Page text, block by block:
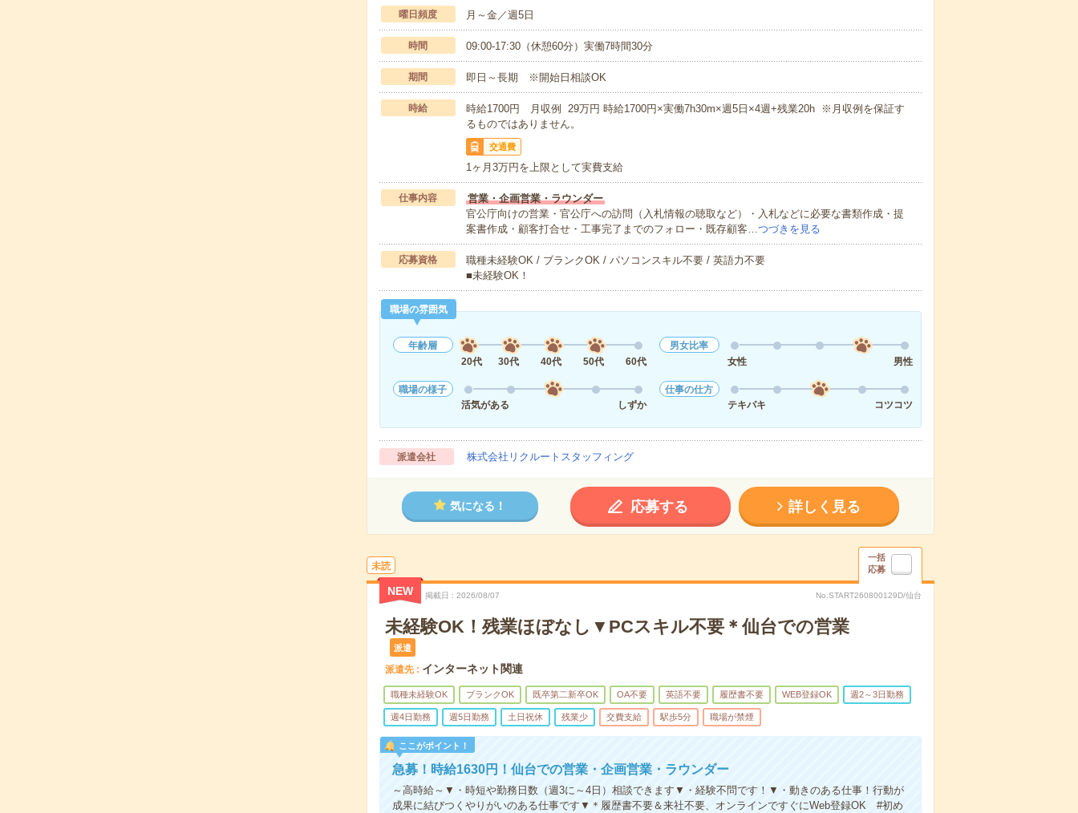
曜日頻度 月～金／週5日
時間 09:00-17:30（休憩60分）実働7時間30分
期間 即日～長期 ※開始日相談OK
時給
時給1700円 月収例 29万円 時給1700円×実働7h30m×週5日×4週+残業20h ※月収例を保証す
るものではありません。
交通費
1ヶ月3万円を上限として実費支給
仕事内容
営業・企画営業・ラウンダー
官公庁向けの営業・官公庁への訪問（入札情報の聴取など）・入札などに必要な書類作成・提
案書作成・顧客打合せ・工事完了までのフォロー・既存顧客…つづきを見る
応募資格
職種未経験OK / ブランクOK / パソコンスキル不要 / 英語力不要
■未経験OK！
職場の雰囲気
年齢層
20代
30代 40代 50代 60代
男女比率
女性
男性
職場の様子
活気がある
しずか
仕事の仕方
テキパキ
コツコツ
派遣会社 株式会社リクルートスタッフィング
気になる！ 応募する 詳しく見る
未読
一括
応募
NEW 掲載日 2026/08/07 No.START260800129D/仙台
未経験OK！残業ほぼなし▼PCスキル不要＊仙台での営業
派遣
派遣先 インターネット関連
職種未経験OK ブランクOK 既卒第二新卒OK OA不要 英語不要 履歴書不要 WEB登録OK 週2～3日勤務
週4日勤務 週5日勤務 土日祝休 残業少 交費支給 駅歩5分 職場が禁煙
ここがポイント！
急募！時給1630円！仙台での営業・企画営業・ラウンダー
～高時給～▼・時短や勤務日数（週3に～4日）相談できます▼・経験不問です！▼・動きのある仕事！行動が
成果に結びつくやりがいのある仕事です▼＊履歴書不要＆来社不要、オンラインですぐにWeb登録OK #初め